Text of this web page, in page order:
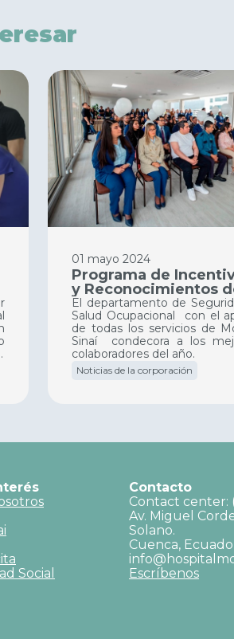
01 mayo 2024
Programa de
y Reconocimientos
Colaboradores Monte
Sinaí
El departamento de
Salud Ocupacional con el
de todas los servicios de
Sinaí condecora a los
colaboradores del año.
Noticias de la corporación
Social
Contacto
Contact center:
Av. Miguel
Solano.
Cuenca,
Escríbenos